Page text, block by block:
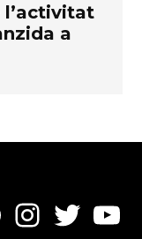
a
ElementElement